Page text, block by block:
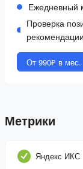
Ежедневный
Проверка
От 990₽ в мес.
Метрики
Яндекс ИКС